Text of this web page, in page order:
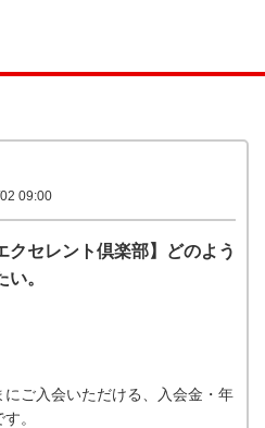
09:00
クセレント倶楽部】どのよう
。
ご入会いただける、入会金・年
。